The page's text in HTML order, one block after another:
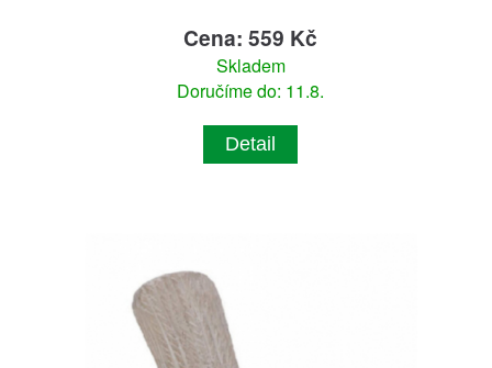
Cena: 559 Kč
Skladem
Doručíme do: 11.8.
Detail